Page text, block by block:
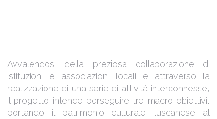
Avvalendosi della preziosa collaborazione di
istituzioni e associazioni locali e attraverso la
realizzazione di una serie di attività interconnesse,
il progetto intende perseguire tre macro obiettivi,
portando il patrimonio culturale tuscanese al